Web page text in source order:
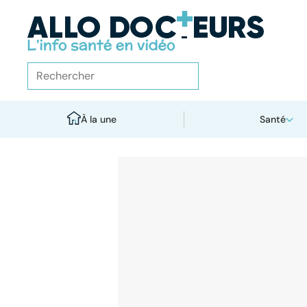
À la une Santé